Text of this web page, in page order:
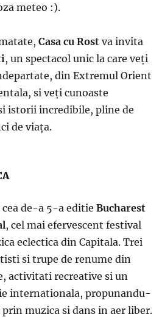
meteo :).
Casa cu Rost va invita
, un spectacol unic la care veţi
din Extremul Orient
si veţi cunoaste
istorii incredibile, pline de
de viaţa.
cea de-a 5-a editie Bucharest
, cel mai efervescent festival
eclectica din Capitala. Trei
si trupe de renume din
activitati recreative si un
internationala, propunandu-
prin muzica si dans in aer liber.